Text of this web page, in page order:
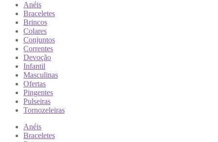
Anéis
Braceletes
Brincos
Colares
Conjuntos
Correntes
Devoção
Infantil
Masculinas
Ofertas
Pingentes
Pulseiras
Tornozeleiras
Anéis
Braceletes